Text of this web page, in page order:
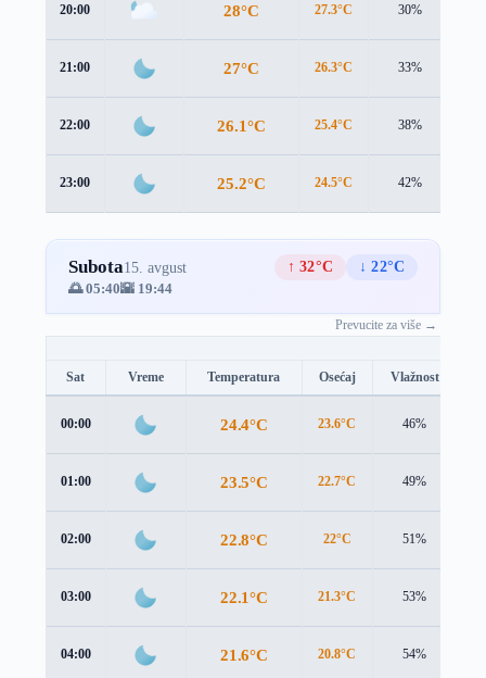
20:00 28°C 27.3°C 30%
21:00 27°C 26.3°C 33%
22:00 26.1°C 25.4°C 38%
23:00 25.2°C 24.5°C 42%
Subota15. avgust ↑ 32°C
↓ 22°C
🌅 05:40🌇 19:44
Prevucite za više →
Sat Vreme Temperatura Osećaj Vlažnost
00:00 24.4°C 23.6°C 46%
01:00 23.5°C 22.7°C 49%
02:00 22.8°C 22°C 51%
03:00 22.1°C 21.3°C 53%
04:00 21.6°C 20.8°C 54%